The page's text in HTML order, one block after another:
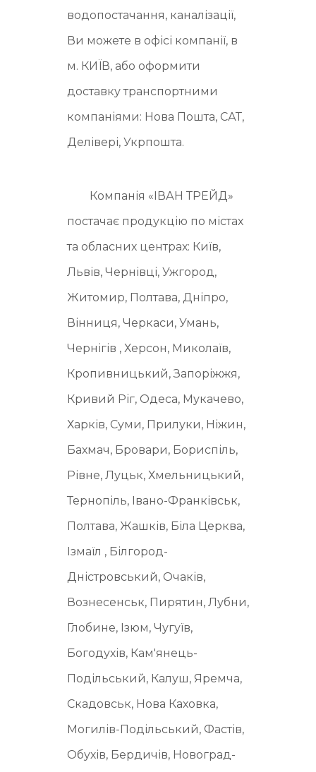
водопостачання, каналізації,
Ви можете в офісі компанії, в
м. КИЇВ, або оформити
доставку транспортними
компаніями: Нова Пошта, САТ,
Делівері, Укрпошта.
Компанія «ІВАН ТРЕЙД»
постачає продукцію по містах
та обласних центрах: Київ,
Львів, Чернівці, Ужгород,
Житомир, Полтава, Дніпро,
Вінниця, Черкаси, Умань,
Чернігів , Херсон, Миколаїв,
Кропивницький, Запоріжжя,
Кривий Ріг, Одеса, Мукачево,
Харків, Суми, Прилуки, Ніжин,
Бахмач, Бровари, Бориспіль,
Рівне, Луцьк, Хмельницький,
Тернопіль, Івано-Франківськ,
Полтава, Жашків, Біла Церква,
Ізмаїл , Білгород-
Дністровський, Очаків,
Вознесенськ, Пирятин, Лубни,
Глобине, Ізюм, Чугуїв,
Богодухів, Кам'янець-
Подільський, Калуш, Яремча,
Скадовськ, Нова Каховка,
Могилів-Подільський, Фастів,
Обухів, Бердичів, Новоград-